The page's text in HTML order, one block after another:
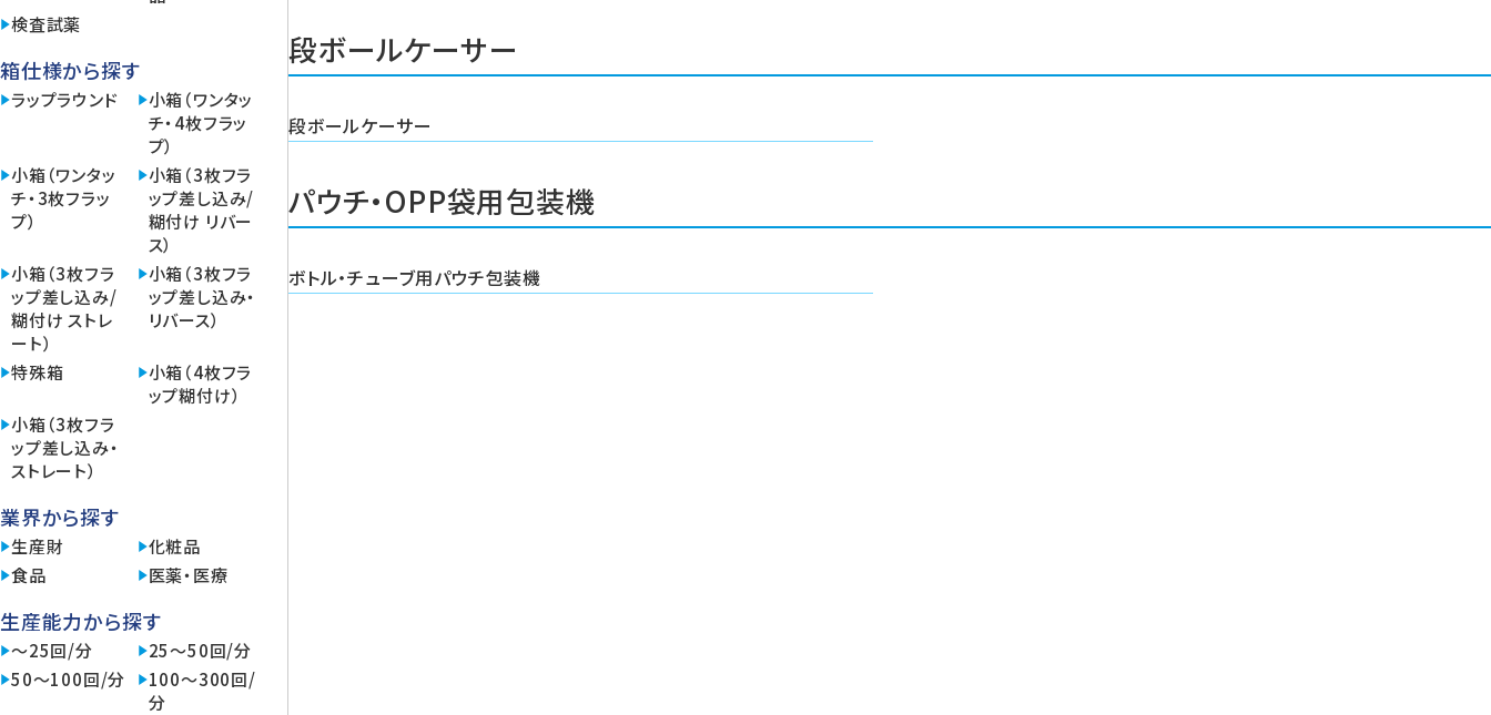
段ボールケーサー
段ボールケーサー
パウチ・OPP袋用包装機
ボトル・チューブ用パウチ包装機
検査試薬
箱仕様から探す
ラップラウンド
小箱（ワンタッ
チ・4枚フラッ
プ）
小箱（ワンタッ
チ・3枚フラッ
プ）
小箱（3枚フラ
ップ差し込み/
糊付け リバー
ス）
小箱（3枚フラ
ップ差し込み/
糊付け ストレ
ート）
小箱（3枚フラ
ップ差し込み・
リバース）
特殊箱
小箱（4枚フラ
ップ糊付け）
小箱（3枚フラ
ップ差し込み・
ストレート）
業界から探す
生産財
化粧品
食品
医薬・医療
生産能力から探す
～25回/分
25～50回/分
50～100回/分
100～300回/
分